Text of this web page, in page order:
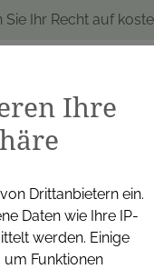
Ihr Recht auf
Ihre
Drittanbietern ein.
Daten wie Ihre IP-
werden. Einige
um Funktionen